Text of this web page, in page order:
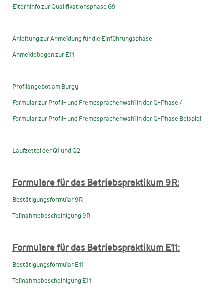
Elterninfo zur Qualifikationsphase G9
Anleitung zur Anmeldung für die Einführungsphase
Anmeldebogen zur E11
Profilangebot am Burgy
Formular zur Profil- und Fremdsprachenwahl in der Q-Phase /
Formular zur Profil- und Fremdsprachenwahl in der Q-Phase Beispiel
Laufzettel der Q1 und Q2
Formulare für das Betriebspraktikum 9R:
Bestätigungsformular 9R
Teilnahmebescheinigung 9R
Formulare für das Betriebspraktikum E11:
Bestätigungsformular E11
Teilnahmebescheinigung E11